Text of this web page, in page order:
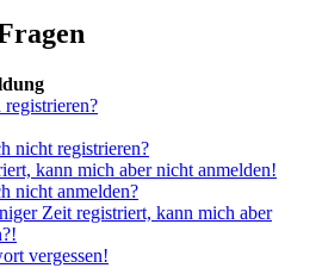
nicht registrieren?
kann mich aber nicht anmelden!
nicht anmelden?
Zeit registriert, kann mich aber
vergessen!